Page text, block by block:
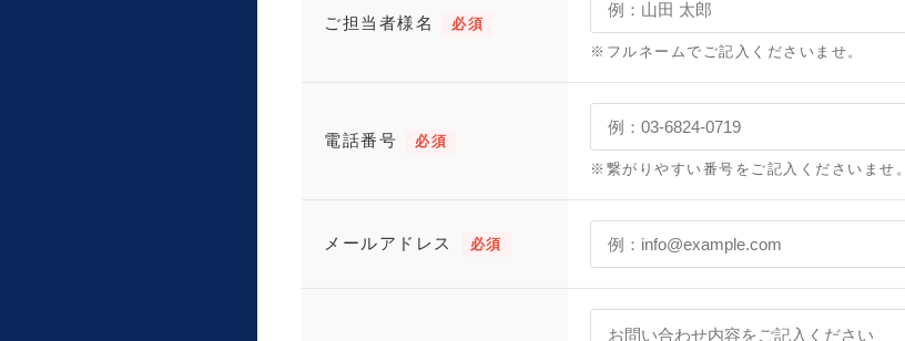
ご担当者様名 必須
※フルネームでご記入くださいませ。
電話番号 必須
※繋がりやすい番号をご記入くださいませ。
メールアドレス 必須